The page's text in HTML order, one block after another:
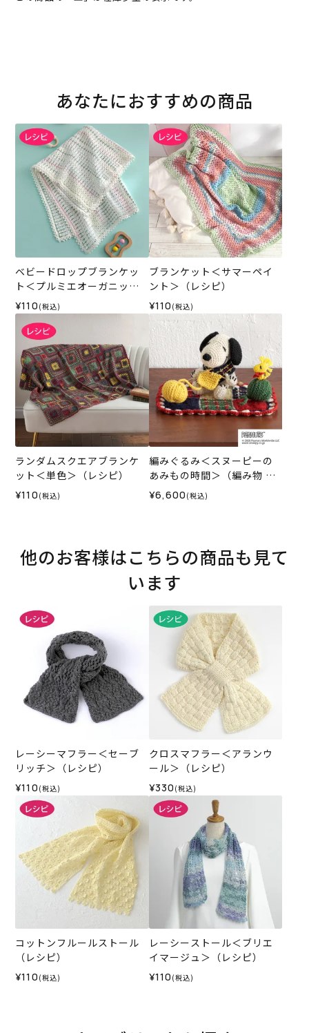
あなたにおすすめの商品
ベビードロップブランケッ
ト＜プルミエオーガニック
コットン＞（レシピ）
¥110 (税込)
ブランケット＜サマーペイ
ント＞（レシピ）
¥110 (税込)
ランダムスクエアブランケ
ット＜単色＞（レシピ）
¥110 (税込)
編みぐるみ＜スヌーピーの
あみもの時間＞（編み物 材
料セット）
¥6,600 (税込)
他のお客様はこちらの商品も見て
います
レーシーマフラー＜セーブ
リッチ＞（レシピ）
¥110 (税込)
クロスマフラー＜アランウ
ール＞（レシピ）
¥330 (税込)
コットンフルールストール
（レシピ）
¥110 (税込)
レーシーストール＜ブリエ
イマージュ＞（レシピ）
¥110 (税込)